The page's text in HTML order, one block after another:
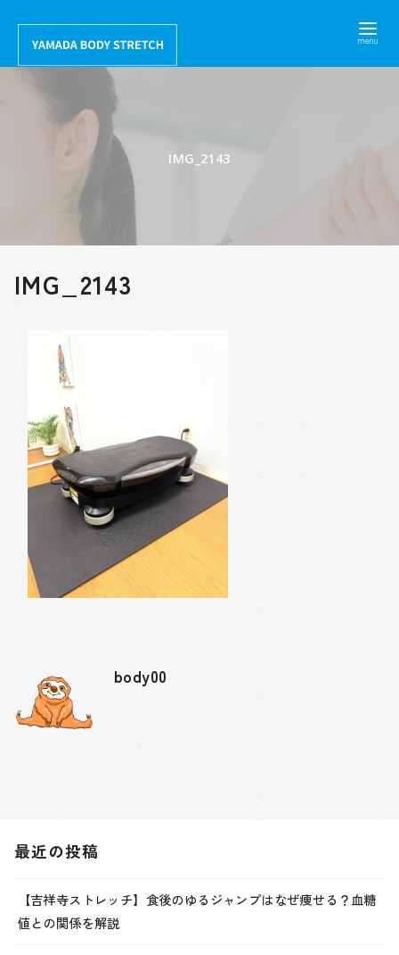
テ
IMG_2143
IMG_2143
body00
最近の投稿
【吉祥寺ストレッチ】食後のゆるジャンプはなぜ痩せる？血糖
値との関係を解説